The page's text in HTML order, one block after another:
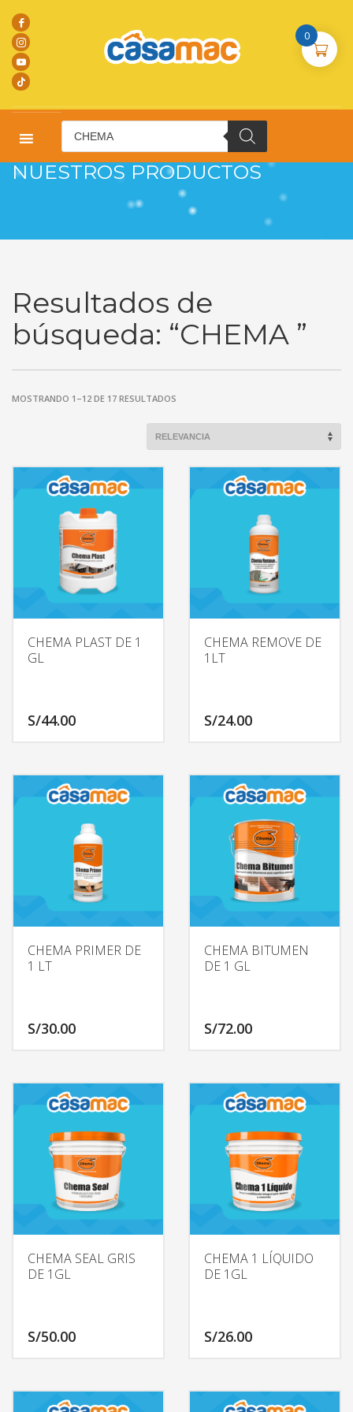
Products
search
HOME SEARCH RESULTS FOR "CHEMA "
NUESTROS PRODUCTOS
Resultados de
búsqueda: “CHEMA ”
MOSTRANDO 1–12 DE 17 RESULTADOS
CHEMA PLAST DE 1
GL
S/44.00
CHEMA REMOVE DE
1LT
S/24.00
CHEMA PRIMER DE
1 LT
S/30.00
CHEMA BITUMEN
DE 1 GL
S/72.00
CHEMA SEAL GRIS
DE 1GL
S/50.00
CHEMA 1 LÍQUIDO
DE 1GL
S/26.00
0